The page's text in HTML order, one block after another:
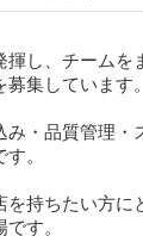
揮し、チームを
集しています。
み・品質管理・
。
を持ちたい方に
す。